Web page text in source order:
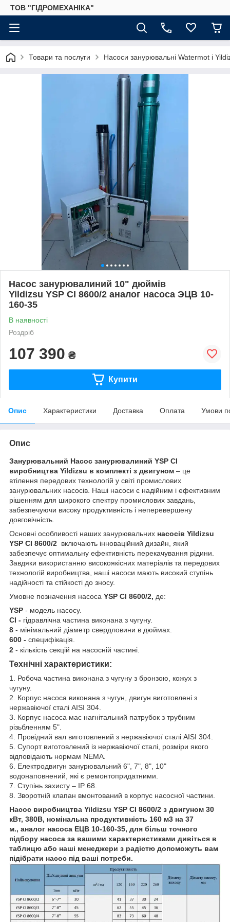
ТОВ "ГІДРОМЕХАНІКА"
Товари та послуги Насоси занурювальні Watermot і
Насос занурювалиний 10" дюймів
Yildizsu YSP CI 8600/2 аналог насоса ЭЦВ 10-
160-35
В наявності
Роздріб
107 390 ₴
Купити
Опис Характеристики Доставка Оплата Умови
Опис
Занурювальний Насос занурювалиний YSP CI
виробництва Yildizsu в комплекті з двигуном – це
втілення передових технологій у світі промислових
занурювальних насосів. Наші насоси є надійним і ефективним
рішенням для широкого спектру промислових завдань,
забезпечуючи високу продуктивність і неперевершену
довговічність.
Основні особливості наших занурювальних насосів Yildizsu
YSP CI 8600/2 включають інноваційний дизайн, який
забезпечує оптимальну ефективність перекачування рідини.
Завдяки використанню високоякісних матеріалів та передових
технологій виробництва, наші насоси мають високий ступінь
надійності та стійкості до зносу.
Умовне позначення насоса YSP CI 8600/2, де:
YSP - модель насосу.
CI - гідравлічна частина виконана з чугуну.
8 - мінімальний діаметр свердловини в дюймах.
600 - специфікація.
2 - кількість секцій на насосній частині.
Технічні характеристики:
1. Робоча частина виконана з чугуну з бронзою, кожух з
чугуну.
2. Корпус насоса виконана з чугун,
двигун виготовлені з
нержавіючої сталі AISI 304.
3. Корпус насоса має нагнітальний патрубок з трубним
різьбленням 5".
4. Провідний вал виготовлений з нержавіючої сталі AISI 304.
5. Супорт виготовлений із нержавіючої сталі, розміри якого
відповідають нормам NEMA.
6. Електродвигун занурювальний 6", 7", 8", 10"
водонаповнений, які є ремонтопридатними.
7. Ступінь захисту – IP 68.
8. Зворотній клапан вмонтований в корпус насосної частини.
Насос виробництва Yildizsu YSP CI 8600/2 з двигуном 30
кВт, 380В, номінальна продуктивність 160 м3 на 37
м., аналог насоса ЕЦВ 10-160-35, для більш точного
підбору насоса за вашими характеристиками дивіться в
таблицю або наші менеджери з радістю допоможуть вам
підібрати насос під ваші потреби.